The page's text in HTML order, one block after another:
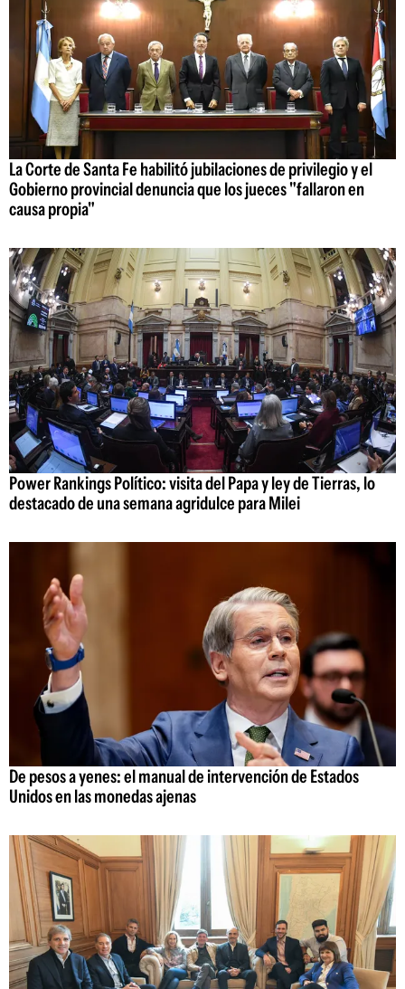
La Corte de Santa Fe habilitó jubilaciones de privilegio y el
Gobierno provincial denuncia que los jueces "fallaron en
causa propia"
Power Rankings Político: visita del Papa y ley de Tierras, lo
destacado de una semana agridulce para Milei
De pesos a yenes: el manual de intervención de Estados
Unidos en las monedas ajenas